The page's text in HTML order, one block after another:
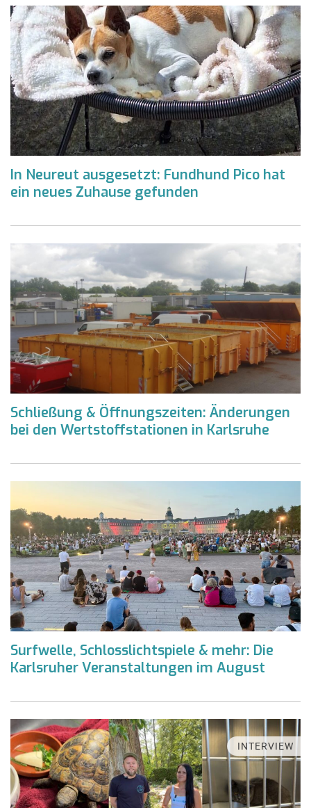
In Neureut ausgesetzt: Fundhund Pico hat
ein neues Zuhause gefunden
Schließung & Öffnungszeiten: Änderungen
bei den Wertstoffstationen in Karlsruhe
Surfwelle, Schlosslichtspiele & mehr: Die
Karlsruher Veranstaltungen im August
INTERVIEW